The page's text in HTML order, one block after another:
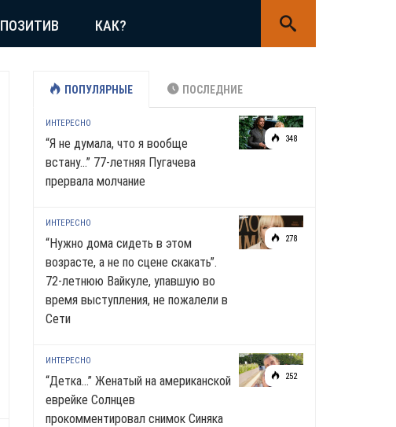
ПОЗИТИВ КАК?
ПОПУЛЯРНЫЕ ПОСЛЕДНИЕ
348
ИНТЕРЕСНО
“Я не думала, что я вообще
встану…” 77-летняя Пугачева
прервала молчание
278
ИНТЕРЕСНО
“Нужно дома сидеть в этом
возрасте, а не по сцене скакать”.
72-летнюю Вайкуле, упавшую во
время выступления, не пожалели в
Сети
252
ИНТЕРЕСНО
“Детка…” Женатый на американской
еврейке Солнцев
прокомментировал снимок Синяка